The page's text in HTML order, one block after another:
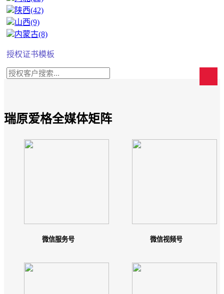
陕西(42)
山西(9)
内蒙古(8)
授权证书模板
瑞原爱格全媒体矩阵
微信服务号 微信视频号